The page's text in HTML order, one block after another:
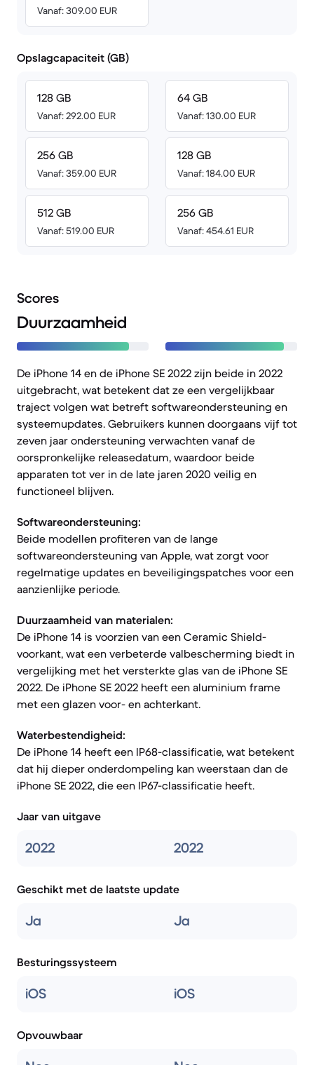
Vanaf: 309.00 EUR
Opslagcapaciteit (GB)
128 GB
Vanaf: 292.00 EUR
256 GB
Vanaf: 359.00 EUR
512 GB
Vanaf: 519.00 EUR
64 GB
Vanaf: 130.00 EUR
128 GB
Vanaf: 184.00 EUR
256 GB
Vanaf: 454.61 EUR
Scores
Duurzaamheid
De iPhone 14 en de iPhone SE 2022 zijn beide in 2022
uitgebracht, wat betekent dat ze een vergelijkbaar
traject volgen wat betreft softwareondersteuning en
systeemupdates. Gebruikers kunnen doorgaans vijf tot
zeven jaar ondersteuning verwachten vanaf de
oorspronkelijke releasedatum, waardoor beide
apparaten tot ver in de late jaren 2020 veilig en
functioneel blijven.
Softwareondersteuning:
Beide modellen profiteren van de lange
softwareondersteuning van Apple, wat zorgt voor
regelmatige updates en beveiligingspatches voor een
aanzienlijke periode.
Duurzaamheid van materialen:
De iPhone 14 is voorzien van een Ceramic Shield-
voorkant, wat een verbeterde valbescherming biedt in
vergelijking met het versterkte glas van de iPhone SE
2022. De iPhone SE 2022 heeft een aluminium frame
met een glazen voor- en achterkant.
Waterbestendigheid:
De iPhone 14 heeft een IP68-classificatie, wat betekent
dat hij dieper onderdompeling kan weerstaan dan de
iPhone SE 2022, die een IP67-classificatie heeft.
Jaar van uitgave
2022 2022
Geschikt met de laatste update
Ja Ja
Besturingssysteem
iOS iOS
Opvouwbaar